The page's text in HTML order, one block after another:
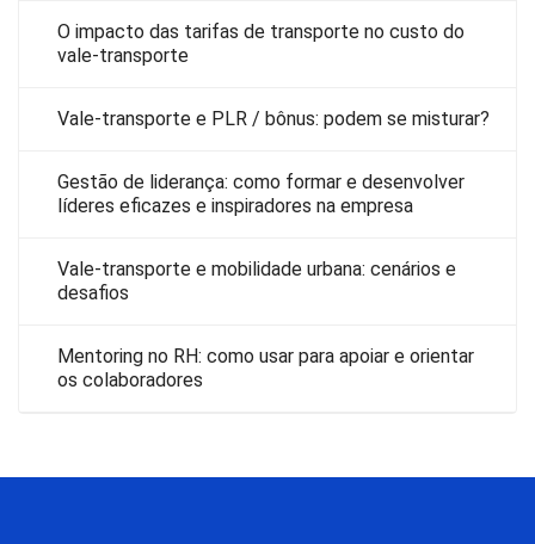
O impacto das tarifas de transporte no custo do
vale-transporte
Vale-transporte e PLR / bônus: podem se misturar?
Gestão de liderança: como formar e desenvolver
líderes eficazes e inspiradores na empresa
Vale-transporte e mobilidade urbana: cenários e
desafios
Mentoring no RH: como usar para apoiar e orientar
os colaboradores